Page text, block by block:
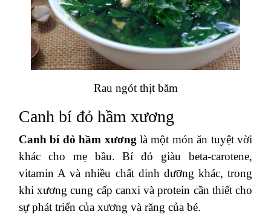
Rau ngót thịt băm
Canh bí đỏ hầm xương
Canh bí đỏ hầm xương là một món ăn tuyệt vời
khác cho mẹ bầu. Bí đỏ giàu beta-carotene,
vitamin A và nhiều chất dinh dưỡng khác, trong
khi xương cung cấp canxi và protein cần thiết cho
sự phát triển của xương và răng của bé.